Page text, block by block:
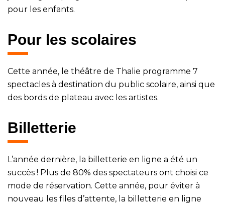
pour les enfants.
Pour les scolaires
Cette année, le théâtre de Thalie programme 7
spectacles à destination du public scolaire, ainsi que
des bords de plateau avec les artistes.
Billetterie
L’année dernière, la billetterie en ligne a été un
succès ! Plus de 80% des spectateurs ont choisi ce
mode de réservation. Cette année, pour éviter à
nouveau les files d’attente, la billetterie en ligne